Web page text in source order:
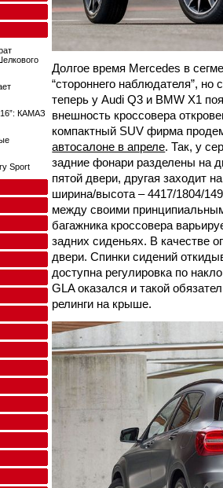
Долгое время Mercedes в
“стороннего наблюдателя”,
теперь у Audi Q3 и BMW X1
внешность кроссовера
компактный SUV фирма
автосалоне в апреле. Так, у
задние фонари разделены на
пятой двери, другая заходит
ширина/высота – 4417/1804/
между своими
багажника кроссовера
задних сиденьях. В качестве
двери. Спинки сидений
доступна регулировка по
GLA оказался и такой
релинги на крыше.
КАМАЗ
Sport